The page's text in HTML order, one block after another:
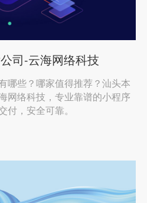
司-云海网络科技
哪些？哪家值得推荐？汕头本
网络科技，专业靠谱的小程序
，安全可靠。